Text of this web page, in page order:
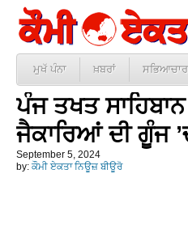
ਮੁਖੱ ਪੰਨਾ ਖ਼ਬਰਾਂ ਸਭਿਆਚਾਰ
ਪੰਜ ਤਖਤ
ਜੈਕਾਰਿਆਂ ਦੀ ਗੂੰਜ
September 5, 2024
by: ਕੌਮੀ ਏਕਤਾ ਨਿਊਜ਼ ਬੀਊਰੋ